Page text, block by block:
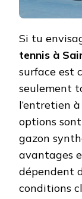
Si tu
tennis à
surface est
seulement
l’entretien
options
gazon
avantages
dépendent
conditions